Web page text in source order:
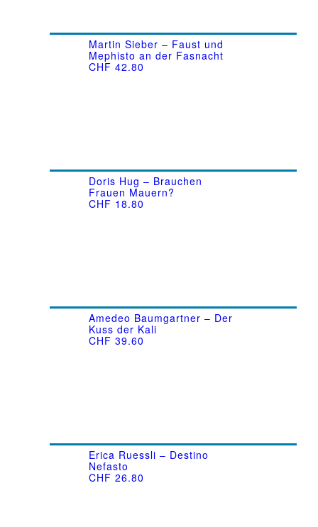
Martin Sieber – Faust und
Mephisto an der Fasnacht
CHF 42.80
Doris Hug – Brauchen
Frauen Mauern?
CHF 18.80
Amedeo Baumgartner – Der
Kuss der Kali
CHF 39.60
Erica Ruessli – Destino
Nefasto
CHF 26.80